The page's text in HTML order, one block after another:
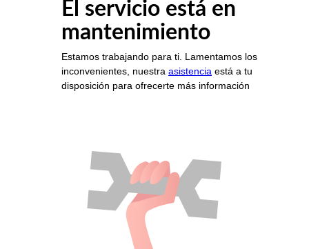
El servicio está en
mantenimiento
Estamos trabajando para ti. Lamentamos los
inconvenientes, nuestra asistencia está a tu
disposición para ofrecerte más información